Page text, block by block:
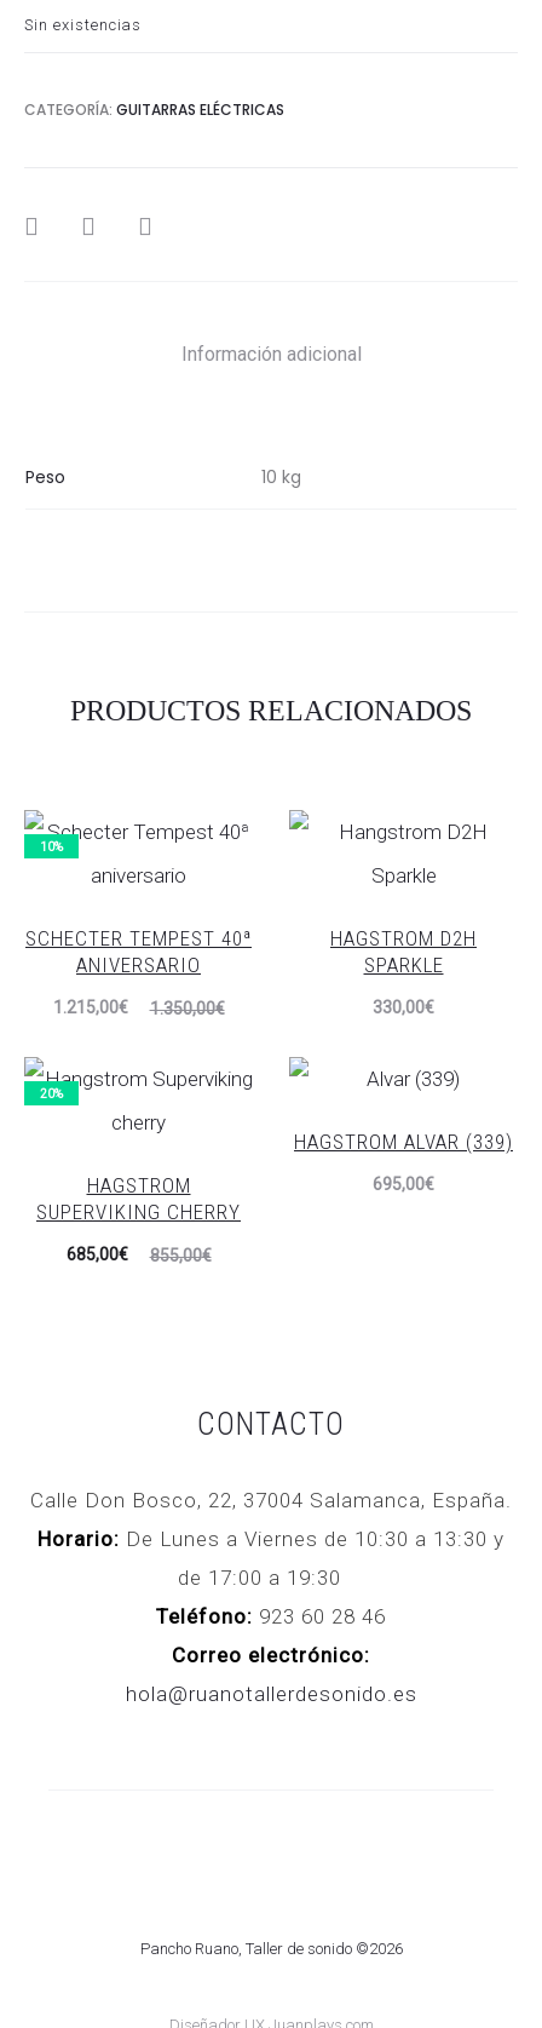
Sin existencias
CATEGORÍA: GUITARRAS ELÉCTRICAS
SHARE
Información adicional
Peso 10 kg
PRODUCTOS RELACIONADOS
10%
SCHECTER TEMPEST 40ª
ANIVERSARIO
1.350,00€
El
original
era:
1.215,00€
actual
HAGSTROM D2H
SPARKLE
330,00€
20%
HAGSTROM
SUPERVIKING CHERRY
855,00€
El
685,00€
El
HAGSTROM ALVAR (339)
695,00€
CONTACTO
Calle Don Bosco, 22, 37004 Salamanca, España.
Horario: De Lunes a Viernes de 10:30 a 13:30 y
de 17:00 a 19:30
Teléfono: 923 60 28 46
Correo electrónico:
hola@ruanotallerdesonido.es
Pancho Ruano, Taller de sonido ©2026